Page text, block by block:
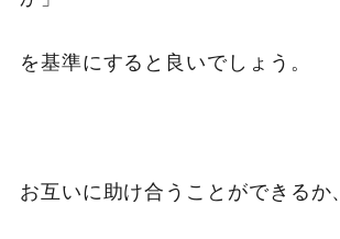
を基準にすると良いでしょう。
お互いに助け合うことができるか、